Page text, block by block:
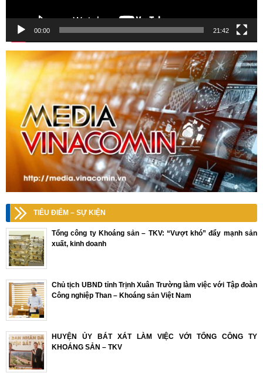
00:00 21:42
TIÊU ĐIỂM – SỰ KIỆN
Tổng công ty Khoáng sản – TKV: “Vượt khó” đẩy mạnh sản
xuất, kinh doanh
Chủ tịch UBND tỉnh Trịnh Xuân Trường làm việc với Tập đoàn
Công nghiệp Than – Khoáng sản Việt Nam
HUYỆN ỦY BÁT XÁT LÀM VIỆC VỚI TỔNG CÔNG TY
KHOÁNG SẢN – TKV